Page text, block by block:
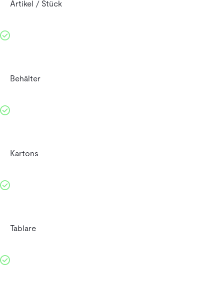
Artikel / Stück
Behälter
Kartons
Tablare